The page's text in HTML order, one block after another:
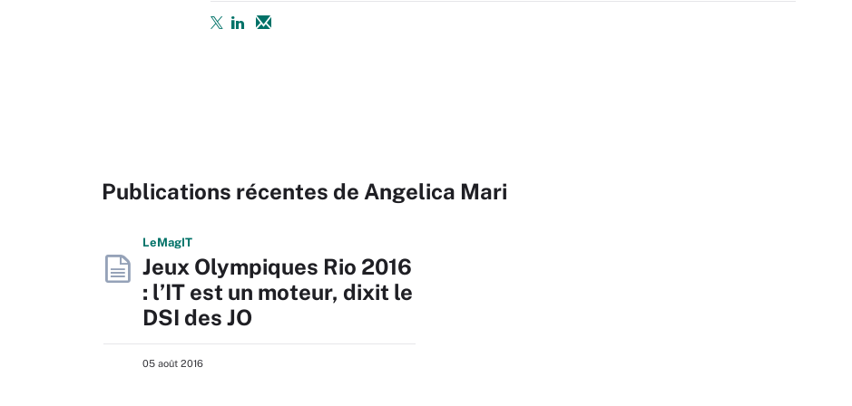
Publications récentes de Angelica Mari
LeMagIT
Jeux Olympiques Rio 2016
: l’IT est un moteur, dixit le
DSI des JO
05 août 2016